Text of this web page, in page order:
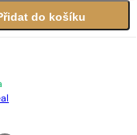
do košíku